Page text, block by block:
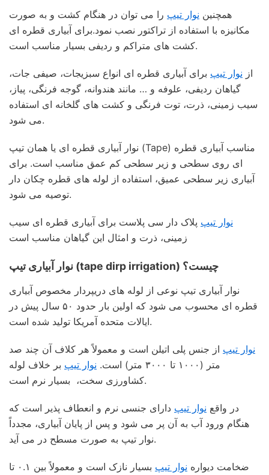
همچنین نوار تیپ را می توان در هنگام کشت و به صورت
مکانیزه با استفاده از تراکتور نصب نمود.برای آبیاری قطره ای
کشت های متراکم و ردیفی بسیار مناسب است.
از نوار تیپ برای آبیاری قطره ای انواع سبزیجات، صیفی جات،
گیاهان ردیفی، علوفه و … مانند هندوانه، گوجه فرنگی، پیاز،
سیب زمینی، ذرت، توت فرنگی و کشت های گلخانه ای استفاده
می شود.
نوار آبیاری قطره ای یا همان تیپ (Tape) مناسب آبیاری قطره
ای روی سطحی و زیر سطحی کم عمق مناسب است. برای
آبیاری زیر سطحی عمیق، استفاده از لوله های قطره چکان دار
توصیه می شود.
نوار تیپ پلاک دار سی پلاست برای آبیاری قطره ای سیب
زمینی، ذرت و امثال این گیاهان مناسب است
نوار آبیاری تیپ (tape dirp irrigation) چیست؟
نوار آبیاری تیپ نوعی از لوله های دریپردار مخصوص آبیاری
قطره ای محسوب می شود که اولین بار حدود ۵۰ سال پیش در
ایالات متحده آمریکا تولید شده است.
نوار تیپ از جنس پلی اتیلن است و معمولاً هر کلاف آن چند صد
متر (۱۰۰۰ تا ۳۰۰۰ متر) است.
نوار تیپ بر خلاف لوله
کشاورزی سخت، بسیار نرم است.
در واقع نوار تیپ دارای جنسی نرم و انعطاف پذیر است که
هنگام ورود آب به آن پر می شود و پس از پایان آبیاری، مجدداً
نوار تیپ به صورت مسطح در می آید.
ضخامت دیواره نوار تیپ
بسیار نازک است و معمولاً بین ۰.۱ تا